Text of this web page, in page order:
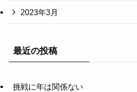
2023年3月
最近の投稿
挑戦に年は関係ない